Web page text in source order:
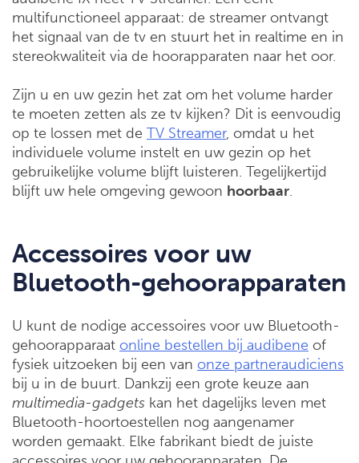
multifunctioneel apparaat: de streamer ontvangt
het signaal van de tv en stuurt het in realtime en in
stereokwaliteit via de hoorapparaten naar het oor.
Zijn u en uw gezin het zat om het volume harder
te moeten zetten als ze tv kijken? Dit is eenvoudig
op te lossen met de TV Streamer, omdat u het
individuele volume instelt en uw gezin op het
gebruikelijke volume blijft luisteren. Tegelijkertijd
blijft uw hele omgeving gewoon hoorbaar.
Accessoires voor uw
Bluetooth-gehoorapparaten
U kunt de nodige accessoires voor uw Bluetooth-
gehoorapparaat online bestellen bij audibene of
fysiek uitzoeken bij een van onze partneraudiciens
bij u in de buurt. Dankzij een grote keuze aan
multimedia-gadgets kan het dagelijks leven met
Bluetooth-hoortoestellen nog aangenamer
worden gemaakt. Elke fabrikant biedt de juiste